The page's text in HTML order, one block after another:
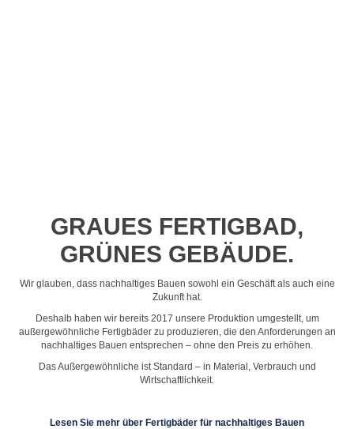
GRAUES FERTIGBAD,
GRÜNES GEBÄUDE.
Wir glauben, dass nachhaltiges Bauen sowohl ein Geschäft als auch eine
Zukunft hat.
Deshalb haben wir bereits 2017 unsere Produktion umgestellt, um
außergewöhnliche Fertigbäder zu produzieren, die den Anforderungen an
nachhaltiges Bauen entsprechen – ohne den Preis zu erhöhen.
Das Außergewöhnliche ist Standard – in Material, Verbrauch und
Wirtschaftlichkeit.
Lesen Sie mehr über Fertigbäder für nachhaltiges Bauen